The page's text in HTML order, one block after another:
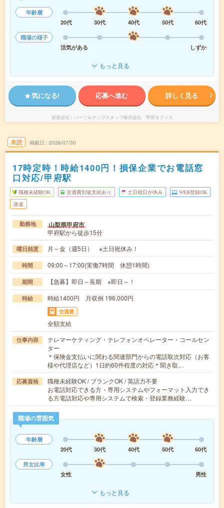
年齢層
20代
30代 40代 50代
60代
職場の様子
活気がある
しずか
もっと見る
気になる! 応募へ進む 詳しく見る
派遣会社 パーソルテンプスタッフ株式会社 甲府オフィス
未読 掲載日 2026/07/30
17時定時！時給1400円！損保企業でお電話窓
口対応/甲府駅
職種未経験OK 交通費別途支給あり 土日祝日が休み WEB登録OK
派遣
勤務地 山梨県甲府市
甲府駅から徒歩15分
曜日頻度 月～金（週5日） ※土日祝休み！
時間 09:00～17:00(実働7時間 休憩1時間)
期間 【急募】即日～長期 ※即日～！
時給 時給1400円 月収例 196,000円
交通費
全額支給
仕事内容
テレマーケティング・テレフォンオペレーター・コールセン
ター
＊保険金支払いに関わる関連部門からの電話取次対応（お客
様や代理店など）1日約60件程度の対応＊聞き取…
応募資格
職種未経験OK / ブランクOK / 英語力不要
お電話対応できる方・専用システムやフォーマット入力でき
る方電話対応や専用システムで検索・登録業務経験…
職場の雰囲気
年齢層
20代
30代 40代 50代
60代
男女比率
女性
男性
もっと見る